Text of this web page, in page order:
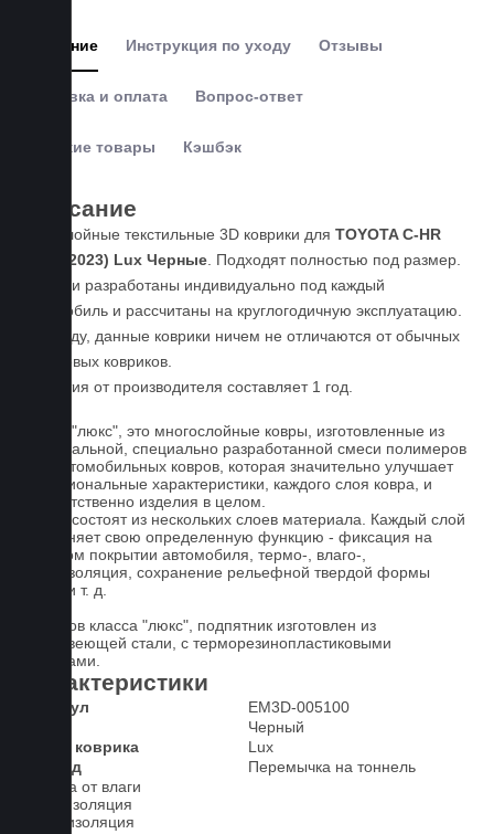
Описание Инструкция по уходу Отзывы
Доставка и оплата Вопрос-ответ
Похожие товары Кэшбэк
Описание
Пятислойные текстильные 3D коврики для TOYOTA C-HR
(2016-2023) Lux Черные . Подходят полностью под размер.
Коврики разработаны индивидуально под каждый
автомобиль и рассчитаны на круглогодичную эксплуатацию.
По уходу, данные коврики ничем не отличаются от обычных
резиновых ковриков.
Гарантия от производителя составляет 1 год.
Ковры "люкс", это многослойные ковры, изготовленные из
оригинальной, специально разработанной смеси полимеров
для автомобильных ковров, которая значительно улучшает
функциональные характеристики, каждого слоя ковра, и
соответственно изделия в целом.
Ковры состоят из нескольких слоев материала. Каждый слой
выполняет свою определенную функцию - фиксация на
штатном покрытии автомобиля, термо-, влаго-,
звукоизоляция, сохранение рельефной твердой формы
ковра и т. д.
У ковров класса "люкс", подпятник изготовлен из
нержавеющей стали, с терморезинопластиковыми
вставками.
Характеристики
Артикул
EM3D-005100
Черный
Класс коврика
Lux
2-й ряд
Перемычка на тоннель
Защита от влаги
Шумоизоляция
Теплоизоляция